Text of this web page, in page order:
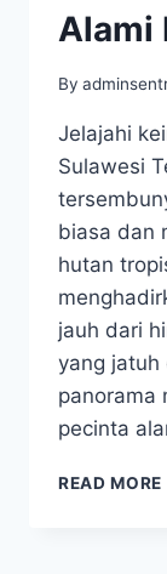
Alami
By
Jelajahi
Sulawesi
biasa dan
hutan
jauh dari
yang jatuh
panorama
pecinta
READ MORE